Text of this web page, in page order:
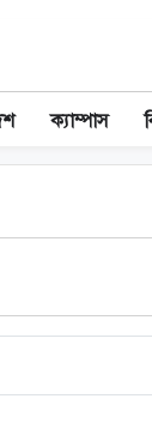
ক্যাম্পাস